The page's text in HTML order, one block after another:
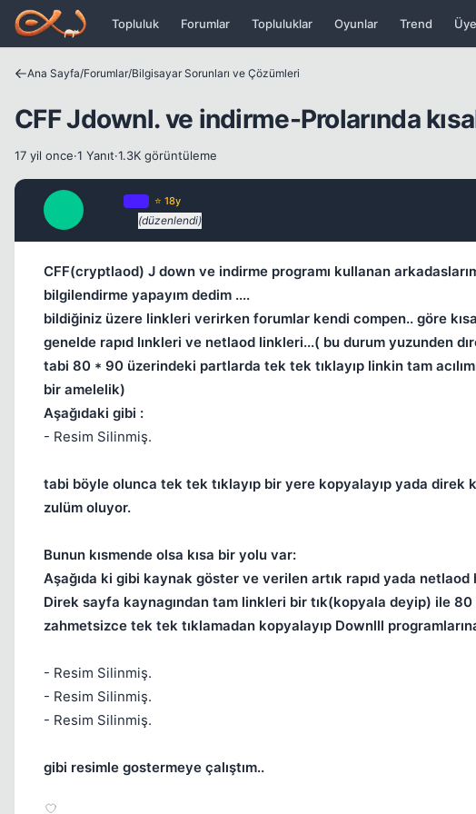
Icerige atla
Topluluk Forumlar Topluluklar Oyunlar Trend
Ana Sayfa/Forumlar/Bilgisayar Sorunları ve Çözümleri
CFF Jdownl. ve indirme-Prolarında
17 yil once·1 Yanıt·1.3K görüntüleme
⭐ 18y
(düzenlendi)
CFF(cryptlaod) J down ve indirme programı kullanan
bilgilendirme yapayım dedim ....
bildiğiniz üzere linkleri verirken forumlar kendi compen.. göre
genelde rapıd lınkleri ve netlaod linkleri...( bu durum yuzunden
tabi 80 * 90 üzerindeki partlarda tek tek tıklayıp linkin tam
bir amelelik)
Aşağıdaki gibi :
- Resim Silinmiş.
tabi böyle olunca tek tek tıklayıp bir yere kopyalayıp yada direk
zulüm oluyor.
Bunun kısmende olsa kısa bir yolu var:
Aşağıda ki gibi kaynak göster ve verilen artık rapıd yada netlaod
Direk sayfa kaynagından tam linkleri bir tık(kopyala deyip) ile 80
zahmetsizce tek tek tıklamadan kopyalayıp Downlll
- Resim Silinmiş.
- Resim Silinmiş.
- Resim Silinmiş.
gibi resimle gostermeye çalıştım..